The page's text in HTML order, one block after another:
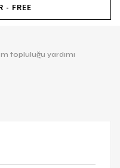
- FREE
topluluğu yardımı